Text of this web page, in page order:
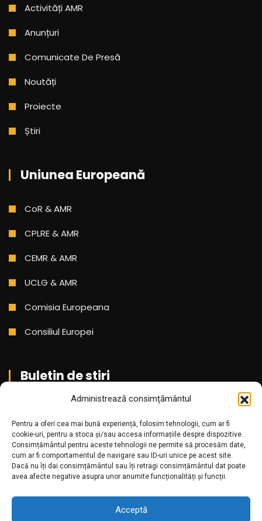
Administrează consimțământul
Pentru a oferi cea mai bună experiență, folosim tehnologii, cum ar fi
cookie-uri, pentru a stoca și/sau accesa informațiile despre dispozitive.
Consimțământul pentru aceste tehnologii ne permite să procesăm date,
cum ar fi comportamentul de navigare sau ID-uri unice pe acest site.
Dacă nu îți dai consimțământul sau îți retragi consimțământul dat poate
avea afecte negative asupra unor anumite funcționalități și funcții.
Acceptă
Activități AMR
Anunțuri
Comunicate De Presă
Noutăți
Proiecte
Știri
Uniunea Europeană
CoR & AMR
CPLRE & AMR
CEMR & AMR
UCLG & AMR
Comisia Europeana
Consiliul Europei
Buletin de stiri
Aboneaza-te pentru a primi cele mai noi stiri din partea
noastra!